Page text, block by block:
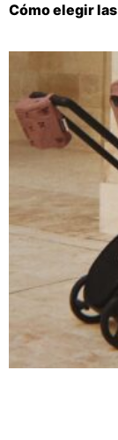
Cómo elegir